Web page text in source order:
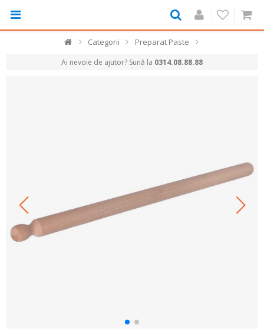
Categorii Preparat Paste
Ai nevoie de ajutor? Sună la 0314.08.88.88